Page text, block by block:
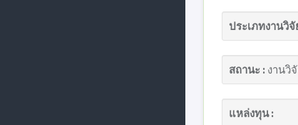
ประเภทงานวิจั
สถานะ : งานวิ
แหล่งทุน :